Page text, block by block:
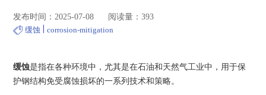
发布时间：2025-07-08
阅读量：393
缓蚀 |corrosion-mitigation
缓蚀是指在各种环境中，尤其是在石油和天然气工业中，用于保
护钢结构免受腐蚀损坏的一系列技术和策略。